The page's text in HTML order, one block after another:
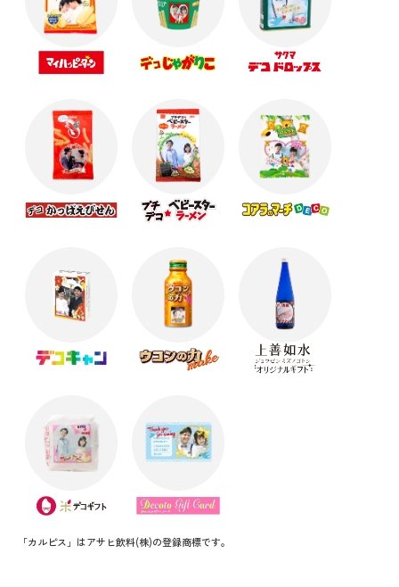
母の日に送るギフトはこれで決まり！☆☆☆
☆春のイベントにおすすめ☆オリジナルスプリング
ギフト！
バレンタインはオリジナルギフトで！
オリジナルギフトでバレンタイン★☆
クリスマスにおすすめのオリジナルギフト☆彡
寒くなる季節に向けてかわいいギフトの準備を始め
ようっ
【ハロウィンまで残り1か月】Cuteなオリジナルギフ
ト！
帰省の手土産はオリジナルのお菓子でサプラーイズ
ッ！
＼ 夏にオススメ ／ お得なキャンペーン情報！！
【購入者“全員”対象】父の日キャンペーン実施中！
「カルピス」はアサヒ飲料(株)の登録商標です。